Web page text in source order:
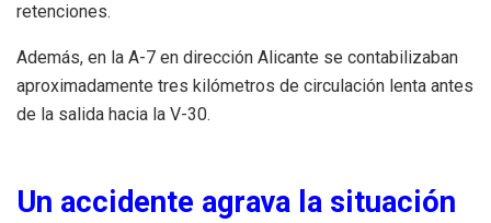
retenciones.
Además, en la A-7 en dirección Alicante se contabilizaban
aproximadamente tres kilómetros de circulación lenta antes
de la salida hacia la V-30.
Un accidente agrava la situación